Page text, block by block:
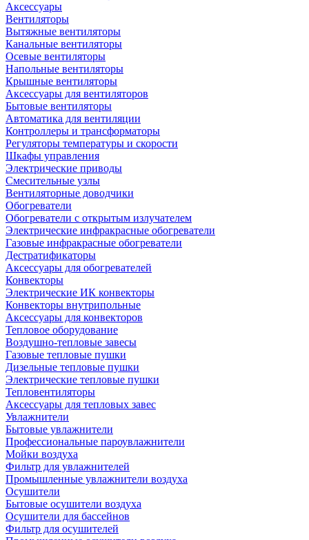
Аксессуары
Вентиляторы
Вытяжные вентиляторы
Канальные вентиляторы
Осевые вентиляторы
Напольные вентиляторы
Крышные вентиляторы
Аксессуары для вентиляторов
Бытовые вентиляторы
Автоматика для вентиляции
Контроллеры и трансформаторы
Регуляторы температуры и скорости
Шкафы управления
Электрические приводы
Смесительные узлы
Вентиляторные доводчики
Обогреватели
Обогреватели с открытым излучателем
Электрические инфракрасные обогреватели
Газовые инфракрасные обогреватели
Дестратификаторы
Аксессуары для обогревателей
Конвекторы
Электрические ИК конвекторы
Конвекторы внутрипольные
Аксессуары для конвекторов
Тепловое оборудование
Воздушно-тепловые завесы
Газовые тепловые пушки
Дизельные тепловые пушки
Электрические тепловые пушки
Тепловентиляторы
Аксессуары для тепловых завес
Увлажнители
Бытовые увлажнители
Профессиональные пароувлажнители
Мойки воздуха
Фильтр для увлажнителей
Промышленные увлажнители воздуха
Осушители
Бытовые осушители воздуха
Осушители для бассейнов
Фильтр для осушителей